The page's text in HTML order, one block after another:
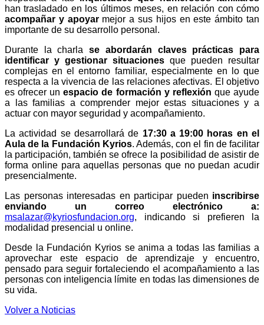
han trasladado en los últimos meses, en relación con cómo
acompañar y apoyarmejor a sus hijos en este ámbito tan
importante de su desarrollo personal.
Durante la charlase abordarán claves prácticas para
identificar y gestionar situaciones que pueden resultar
complejas en el entorno familiar, especialmente en lo que
respecta a la vivencia de las relaciones afectivas. El objetivo
es ofrecer unespacio de formación y reflexión que ayude
a las familias a comprender mejor estas situaciones y a
actuar con mayor seguridad y acompañamiento.
La actividad se desarrollará de 17:30 a 19:00 horas en el
Aula de la Fundación Kyrios. Además, con el fin de facilitar
la participación, también se ofrece la posibilidad de asistir de
forma online para aquellas personas que no puedan acudir
presencialmente.
Las personas interesadas en participar pueden inscribirse
enviando un correo electrónico a:
msalazar@kyriosfundacion.org, indicando si prefieren la
modalidad presencial u online.
Desde la Fundación Kyrios se anima a todas las familias a
aprovechar este espacio de aprendizaje y encuentro,
pensado para seguir fortaleciendo el acompañamiento a las
personas con inteligencia límite en todas las dimensiones de
su vida.
Volver a Noticias